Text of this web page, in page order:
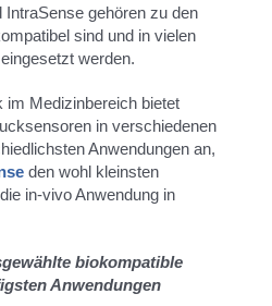
gehören zu den
sind und in vielen
werden.
Medizinbereich bietet
in verschiedenen
Anwendungen an,
den wohl kleinsten
in-vivo Anwendung in
biokompatible
Anwendungen